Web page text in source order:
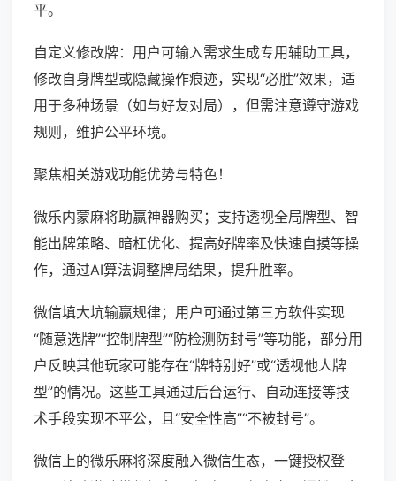
平。
自定义修改牌：用户可输入需求生成专用辅助工具，
修改自身牌型或隐藏操作痕迹，实现“必胜”效果，适
用于多种场景（如与好友对局），但需注意遵守游戏
规则，维护公平环境。
聚焦相关游戏功能优势与特色！
微乐内蒙麻将助赢神器购买；支持透视全局牌型、智
能出牌策略、暗杠优化、提高好牌率及快速自摸等操
作，通过AI算法调整牌局结果，提升胜率。
微信填大坑输赢规律；用户可通过第三方软件实现
“随意选牌”“控制牌型”“防检测防封号”等功能，部分用
户反映其他玩家可能存在“牌特别好”或“透视他人牌
型”的情况。这些工具通过后台运行、自动连接等技
术手段实现不平公，且“安全性高”“不被封号”。
微信上的微乐麻将深度融入微信生态，一键授权登